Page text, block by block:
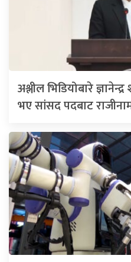
अश्लील भिडियोबारे
भए सांसद पदबाट